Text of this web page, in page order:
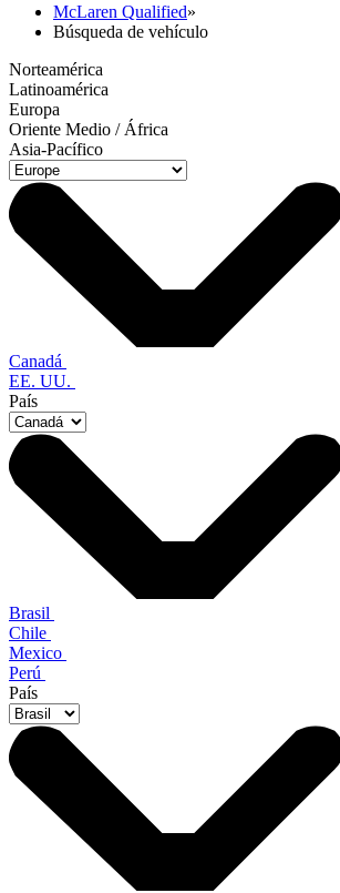
McLaren Qualified»
Búsqueda de vehículo
Norteamérica
Latinoamérica
Europa
Oriente Medio / África
Asia-Pacífico
Canadá
EE. UU.
País
Brasil
Chile
Mexico
Perú
País